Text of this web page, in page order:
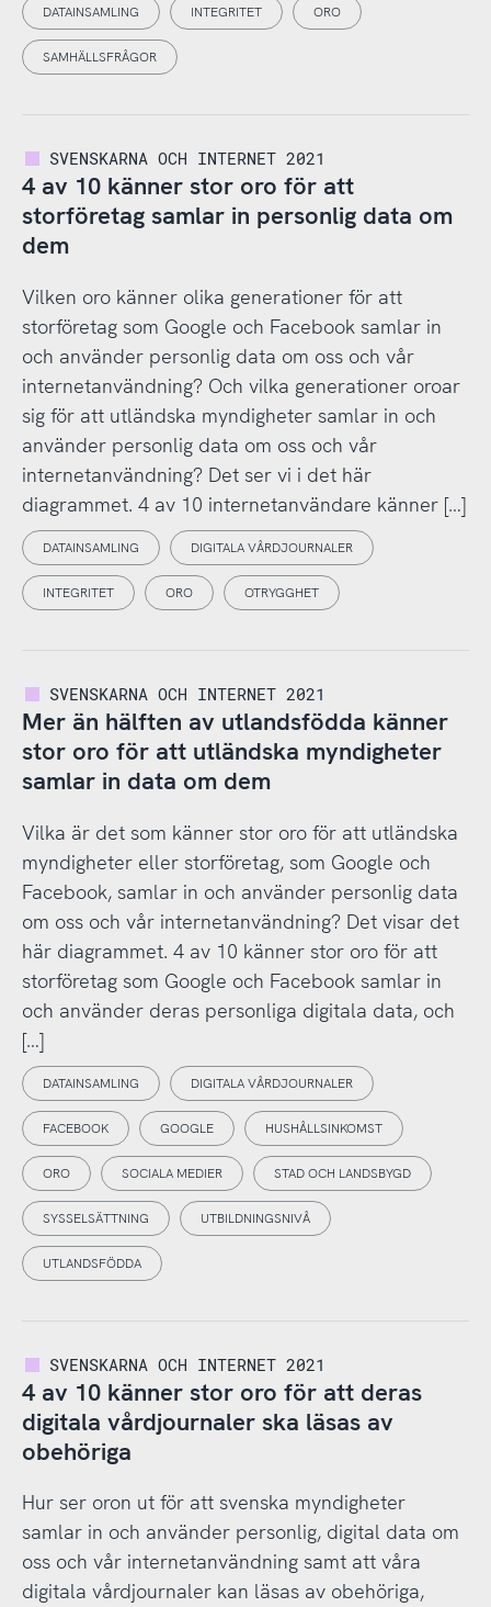
DATAINSAMLING INTEGRITET ORO
SAMHÄLLSFRÅGOR
SVENSKARNA OCH INTERNET 2021
4 av 10 känner stor oro för att
storföretag samlar in personlig data om
dem
Vilken oro känner olika generationer för att
storföretag som Google och Facebook samlar in
och använder personlig data om oss och vår
internetanvändning? Och vilka generationer oroar
sig för att utländska myndigheter samlar in och
använder personlig data om oss och vår
internetanvändning? Det ser vi i det här
diagrammet. 4 av 10 internetanvändare känner […]
DATAINSAMLING DIGITALA VÅRDJOURNALER
INTEGRITET ORO OTRYGGHET
SVENSKARNA OCH INTERNET 2021
Mer än hälften av utlandsfödda känner
stor oro för att utländska myndigheter
samlar in data om dem
Vilka är det som känner stor oro för att utländska
myndigheter eller storföretag, som Google och
Facebook, samlar in och använder personlig data
om oss och vår internetanvändning? Det visar det
här diagrammet. 4 av 10 känner stor oro för att
storföretag som Google och Facebook samlar in
och använder deras personliga digitala data, och
[…]
DATAINSAMLING DIGITALA VÅRDJOURNALER
FACEBOOK GOOGLE HUSHÅLLSINKOMST
ORO SOCIALA MEDIER STAD OCH LANDSBYGD
SYSSELSÄTTNING UTBILDNINGSNIVÅ
UTLANDSFÖDDA
SVENSKARNA OCH INTERNET 2021
4 av 10 känner stor oro för att deras
digitala vårdjournaler ska läsas av
obehöriga
Hur ser oron ut för att svenska myndigheter
samlar in och använder personlig, digital data om
oss och vår internetanvändning samt att våra
digitala vårdjournaler kan läsas av obehöriga,